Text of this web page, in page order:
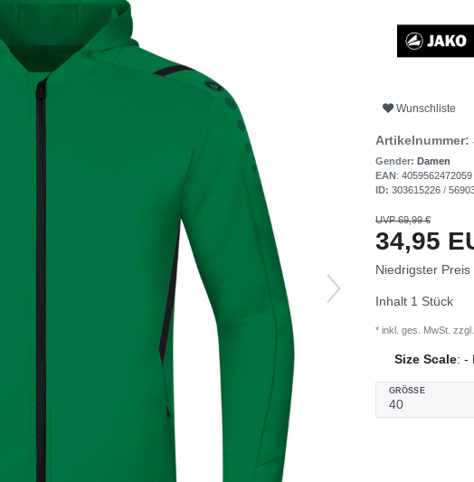
Wunschliste
Artikelnummer:
Gender: Damen
EAN: 4059562472059
ID: 303615226 /
UVP 69,99 €
34,95
Niedrigster
Inhalt 1 Stück
* inkl. ges. MwSt. zzgl.
Size Scale: -
GRÖSSE